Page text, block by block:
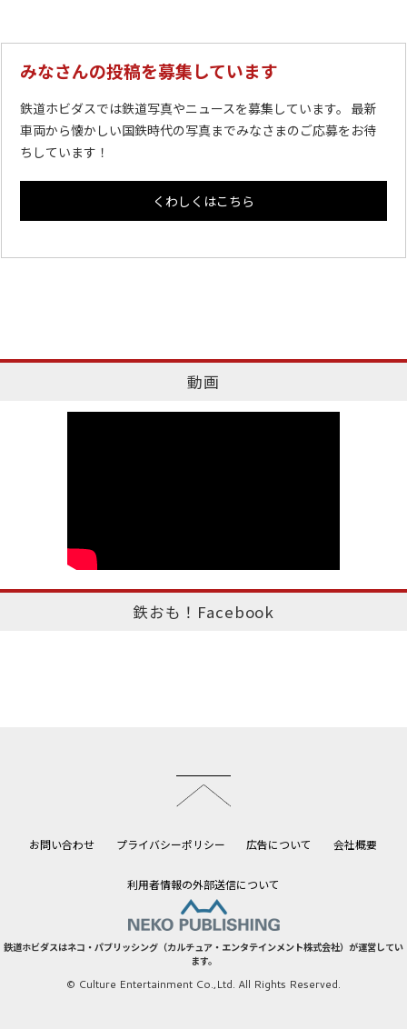
みなさんの投稿を募集しています
鉄道ホビダスでは鉄道写真やニュースを募集しています。 最新
車両から懐かしい国鉄時代の写真までみなさまのご応募をお待
ちしています！
くわしくはこちら
動画
鉄おも！Facebook
お問い合わせ プライバシーポリシー 広告について 会社概要
利用者情報の外部送信について
鉄道ホビダスはネコ・パブリッシング（カルチュア・エンタテインメント株式会社）が運営してい
ます。
© Culture Entertainment Co.,Ltd. All Rights Reserved.